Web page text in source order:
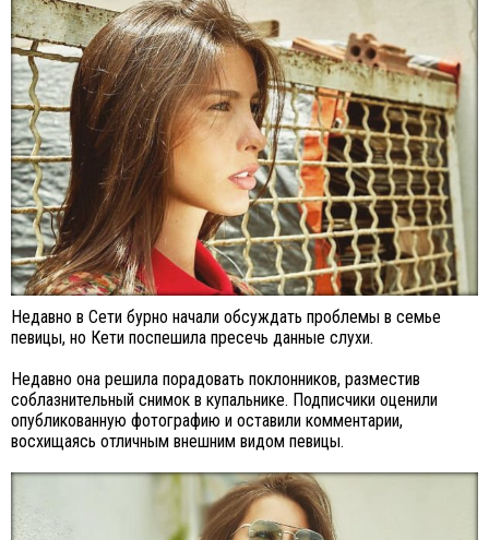
Недавно в Сети бурно начали обсуждать проблемы в семье
певицы, но Кети поспешила пресечь данные слухи.
Недавно она решила порадовать поклонников, разместив
соблазнительный снимок в купальнике. Подписчики оценили
опубликованную фотографию и оставили комментарии,
восхищаясь отличным внешним видом певицы.